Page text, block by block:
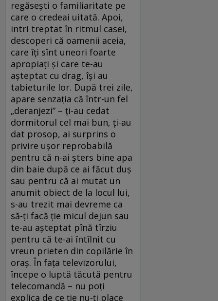
regăsești o familiaritate pe
care o credeai uitată. Apoi,
intri treptat în ritmul casei,
descoperi că oamenii aceia,
care îți sînt uneori foarte
apropiați și care te-au
așteptat cu drag, își au
tabieturile lor. După trei zile,
apare senzația că într-un fel
„deranjezi” – ți-au cedat
dormitorul cel mai bun, ți-au
dat prosop, ai surprins o
privire ușor reprobabilă
pentru că n-ai șters bine apa
din baie după ce ai făcut duș
sau pentru că ai mutat un
anumit obiect de la locul lui,
s-au trezit mai devreme ca
să-ți facă ție micul dejun sau
te-au așteptat pînă tîrziu
pentru că te-ai întîlnit cu
vreun prieten din copilărie în
oraș. În fața televizorului,
începe o luptă tăcută pentru
telecomandă – nu poți
explica de ce ție nu-ți place